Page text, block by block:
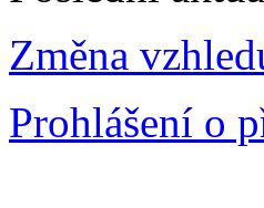
Změna
Prohlášení o